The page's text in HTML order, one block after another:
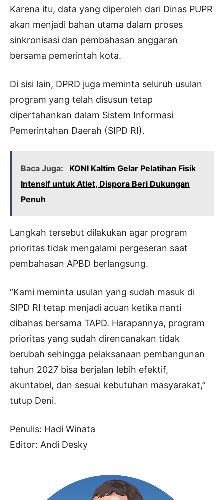
Karena itu, data yang diperoleh dari Dinas PUPR
akan menjadi bahan utama dalam proses
sinkronisasi dan pembahasan anggaran
bersama pemerintah kota.
Di sisi lain, DPRD juga meminta seluruh usulan
program yang telah disusun tetap
dipertahankan dalam Sistem Informasi
Pemerintahan Daerah (SIPD RI).
Baca Juga:
KONI Kaltim Gelar Pelatihan Fisik
Intensif untuk Atlet, Dispora Beri Dukungan
Penuh
Langkah tersebut dilakukan agar program
prioritas tidak mengalami pergeseran saat
pembahasan APBD berlangsung.
“Kami meminta usulan yang sudah masuk di
SIPD RI tetap menjadi acuan ketika nanti
dibahas bersama TAPD. Harapannya, program
prioritas yang sudah direncanakan tidak
berubah sehingga pelaksanaan pembangunan
tahun 2027 bisa berjalan lebih efektif,
akuntabel, dan sesuai kebutuhan masyarakat,”
tutup Deni.
Penulis: Hadi Winata
Editor: Andi Desky